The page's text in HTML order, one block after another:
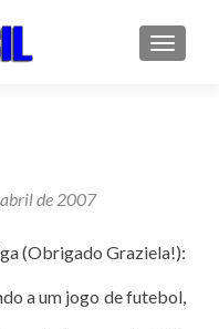
de 2007
(Obrigado Graziela!):
a um jogo de futebol,